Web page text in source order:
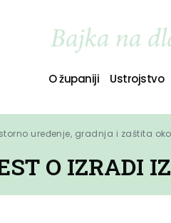
O županiji Ustrojstvo
uređenje, gradnja i zaštita
O IZRADI